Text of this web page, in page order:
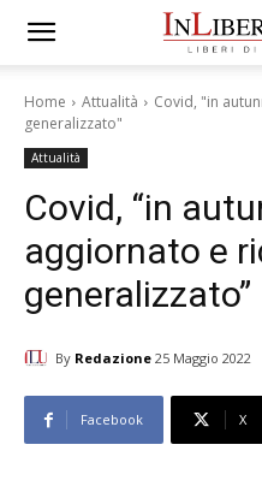
Home Attualità
Covid, "in
generalizzato"
Attualità
Covid, “in
aggiornato e
generalizzato”
By Redazione 25 Maggio 2022
Facebook X